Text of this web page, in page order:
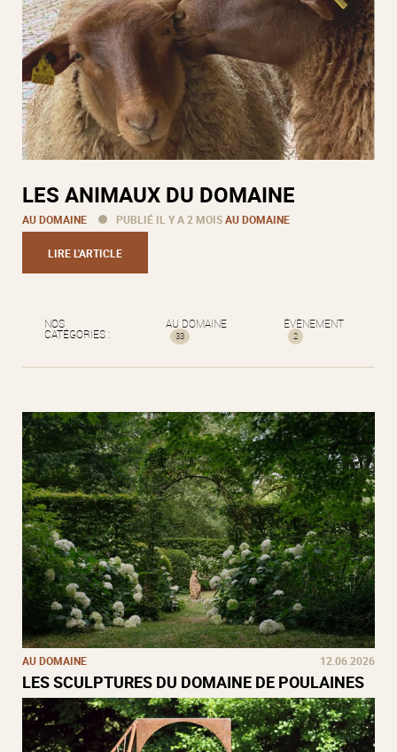
LES ANIMAUX DU DOMAINE
AU DOMAINE PUBLIÉ IL Y A 2 MOISAU DOMAINE
LIRE L'ARTICLE
NOS
CATÉGORIES :
AU DOMAINE
33
ÉVÈNEMENT
2
AU DOMAINE 12.06.2026
LES SCULPTURES DU DOMAINE DE POULAINES